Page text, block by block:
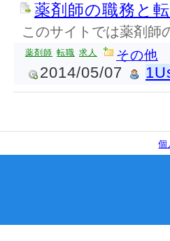
薬剤師の職務と
このサイトでは薬剤師
薬剤師 転職 求人 その他
2014/05/07
個